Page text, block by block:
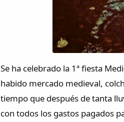
Se ha celebrado la 1ª fiesta
habido mercado medieval,
tiempo que después de tanta
con todos los gastos pagados